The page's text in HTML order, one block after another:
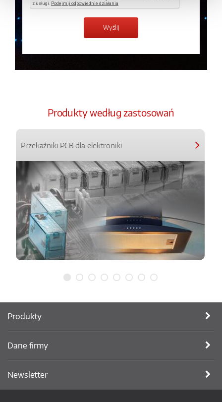
Produkty według zastosowań
Przekaźniki PCB dla elektroniki
Produkty
Dane firmy
Newsletter